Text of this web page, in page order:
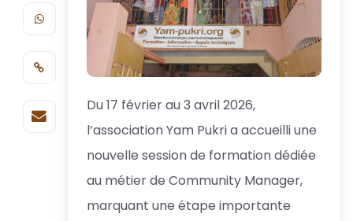
Du 17 février au 3 avril 2026,
l’association Yam Pukri a accueilli une
nouvelle session de formation dédiée
au métier de Community Manager,
marquant une étape importante